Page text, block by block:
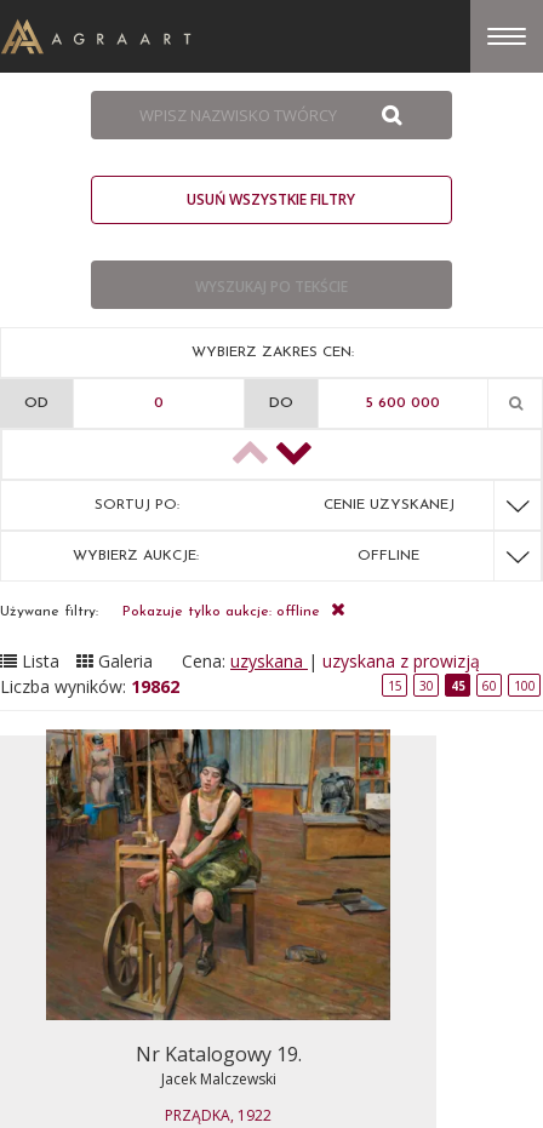
USUŃ WSZYSTKIE FILTRY
WYBIERZ ZAKRES CEN:
OD DO
SORTUJ PO: CENIE UZYSKANEJ
WYBIERZ AUKCJE: OFFLINE
Używane filtry: Pokazuje tylko aukcje: offline
Lista Galeria Cena: uzyskana | uzyskana z prowizją
Liczba wyników: 19862 15 30 45 60 100
Nr Katalogowy 19.
Jacek Malczewski
PRZĄDKA, 1922